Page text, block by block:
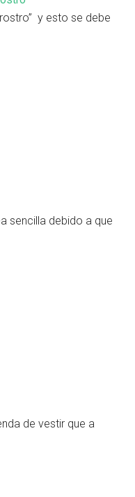
y esto se debe
sencilla debido a que
de vestir que a